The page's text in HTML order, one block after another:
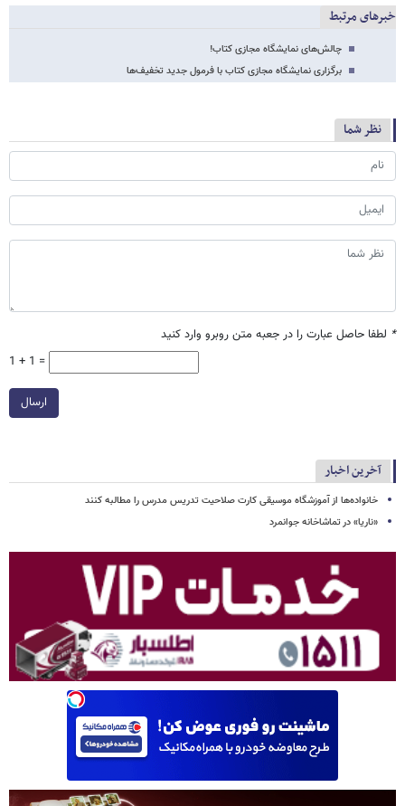
خبرهای مرتبط
چالش‌های نمایشگاه مجازی کتاب!
برگزاری نمایشگاه مجازی کتاب با فرمول جدید تخفیف‌ها
نظر شما
* لطفا حاصل عبارت را در جعبه متن روبرو وارد کنید
1 + 1 =
ارسال
آخرین اخبار
خانواده‌ها از آموزشگاه موسیقی کارت صلاحیت تدریس مدرس را مطالبه کنند
«ناریا» در تماشاخانه جوانمرد